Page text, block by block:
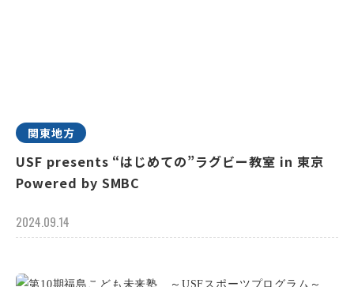
関東地方
USF presents “はじめての”ラグビー教室 in 東京
Powered by SMBC
2024.09.14